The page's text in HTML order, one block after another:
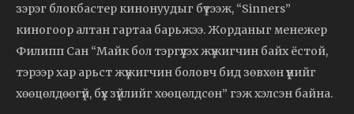
зэрэг блокбастер кинонуудыг бүтээж, “Sinners”
киногоор алтан гартаа барьжээ. Жорданыг менежер
Филипп Сан “Майк бол тэргүүлэх жүжигчин байх ёстой,
тэрээр хар арьст жүжигчин боловч бид зөвхөн үүнийг
хөөцөлдөөгүй, бүх зүйлийг хөөцөлдсөн” гэж хэлсэн байна.